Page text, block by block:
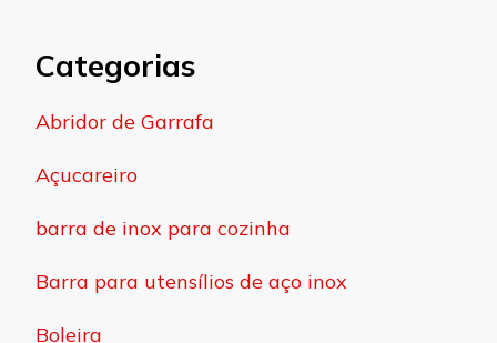
Categorias
Abridor de Garrafa
Açucareiro
barra de inox para cozinha
Barra para utensílios de aço inox
Boleira